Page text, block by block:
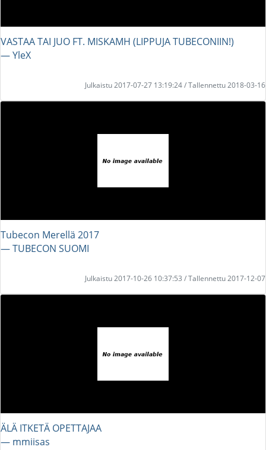
VASTAA TAI JUO FT. MISKAMH (LIPPUJA TUBECONIIN!)
― YleX
Julkaistu 2017-07-27 13:19:24 / Tallennettu 2018-03-16
Tubecon Merellä 2017
― TUBECON SUOMI
Julkaistu 2017-10-26 10:37:53 / Tallennettu 2017-12-07
ÄLÄ ITKETÄ OPETTAJAA
― mmiisas